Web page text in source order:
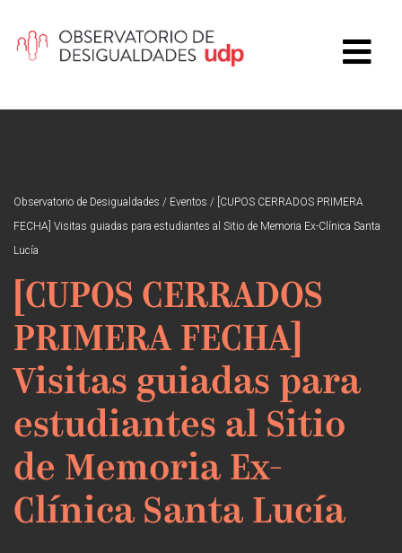
Observatorio de Desigualdades / Eventos / [CUPOS CERRADOS PRIMERA
FECHA] Visitas guiadas para estudiantes al Sitio de Memoria Ex-Clínica Santa
Lucía
[CUPOS CERRADOS
PRIMERA FECHA]
Visitas guiadas para
estudiantes al Sitio
de Memoria Ex-
Clínica Santa Lucía